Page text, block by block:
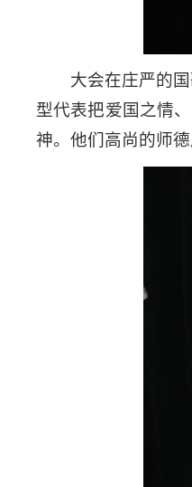
大会在庄严的
型代表把爱国之情
神。他们高尚的师